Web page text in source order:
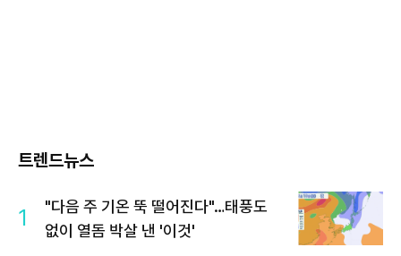
트렌드뉴스
1
"다음 주 기온 뚝 떨어진다"…태풍도
없이 열돔 박살 낸 '이것'